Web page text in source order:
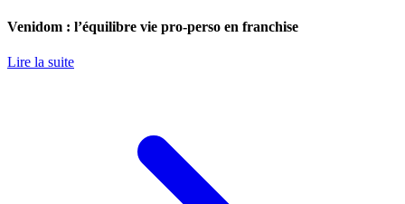
Venidom : l’équilibre vie pro-perso en franchise
Lire la suite